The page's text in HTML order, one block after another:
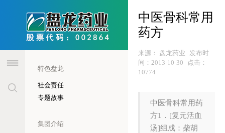
特色盘龙
社会责任
专题故事
集团介绍
中医骨科常用
药方
来源： 盘龙药业 发布时
间： 2013-10-30
点击：
10774
中医骨科常用药
方1．[复元活血
汤]组成：柴胡